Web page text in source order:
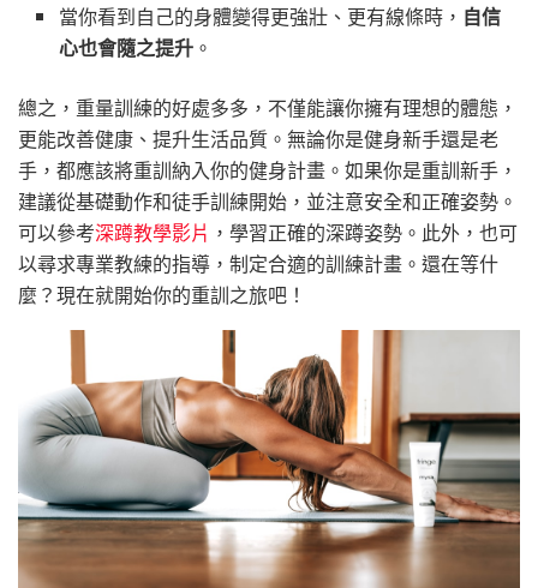
當你看到自己的身體變得更強壯、更有線條時， 自信
心也會隨之提升 。
總之，重量訓練的好處多多，不僅能讓你擁有理想的體態，
更能改善健康、提升生活品質。無論你是健身新手還是老
手，都應該將重訓納入你的健身計畫。如果你是重訓新手，
建議從基礎動作和徒手訓練開始，並注意安全和正確姿勢。
可以參考深蹲教學影片 ，學習正確的深蹲姿勢。此外，也可
以尋求專業教練的指導，制定合適的訓練計畫。還在等什
麼？現在就開始你的重訓之旅吧！